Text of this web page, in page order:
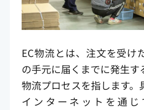
EC物流とは、注文を受け
の手元に届くまでに発生す
物流プロセスを指します。
インターネットを通じ